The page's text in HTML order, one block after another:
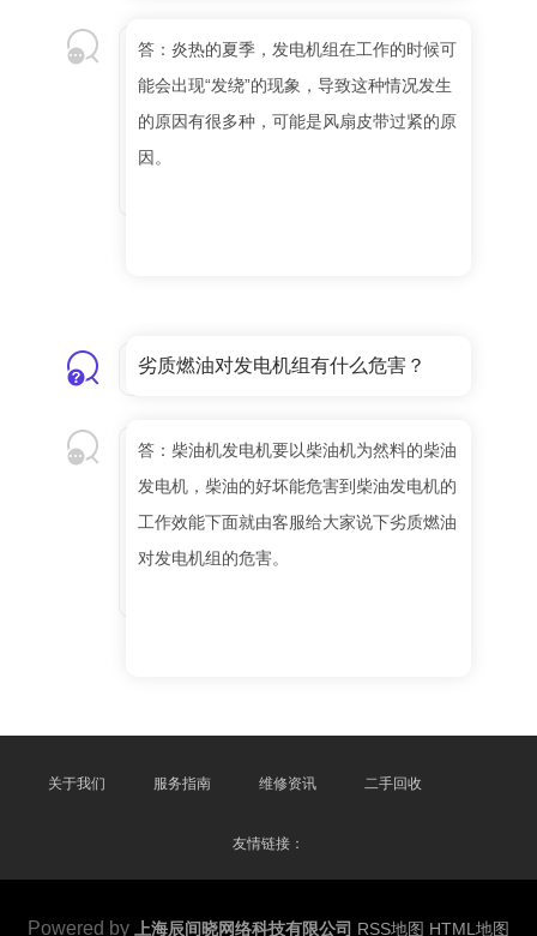
答：炎热的夏季，发电机组在工作的时候可
能会出现“发绕”的现象，导致这种情况发生
的原因有很多种，可能是风扇皮带过紧的原
因。
劣质燃油对发电机组有什么危害？
答：柴油机发电机要以柴油机为然料的柴油
发电机，柴油的好坏能危害到柴油发电机的
工作效能下面就由客服给大家说下劣质燃油
对发电机组的危害。
关于我们 服务指南 维修资讯 二手回收
友情链接：
Powered by 上海辰间晓网络科技有限公司 RSS地图 HTML地图